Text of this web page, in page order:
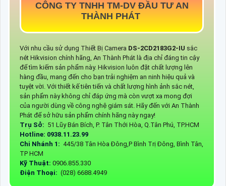
CÔNG TY TNHH TM-DV ĐẦU TƯ AN
THÀNH PHÁT
Với nhu cầu sử dụng Thiết Bị Camera DS-2CD2183G2-IU sắc
nét Hikvision chính hãng, An Thành Phát là địa chỉ đáng tin cậy
để tìm kiếm sản phẩm này. Hikvision luôn đặt chất lượng lên
hàng đầu, mang đến cho bạn trải nghiệm an ninh hiệu quả và
tuyệt vời. Với thiết kế tiên tiến và chất lượng hình ảnh sắc nét,
sản phẩm này không chỉ đáp ứng mà còn vượt xa mong đợi
của người dùng về công nghệ giám sát. Hãy đến với An Thành
Phát để sở hữu sản phẩm chính hãng này ngay!
Trụ Sở: 51 Lũy Bán Bích, P. Tân Thới Hòa, Q.Tân Phú, TP.HCM
Hotline: 0938.11.23.99
Chi Nhánh 1: 445/38 Tân Hòa Đông,P Bình Trị Đông, Bình Tân,
TP HCM
Kỹ Thuật: 0906.855.330
Điện Thoại: (028) 6688.4949